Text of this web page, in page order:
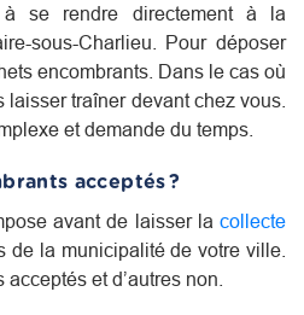
à se rendre directement à la
sous-Charlieu. Pour déposer
encombrants. Dans le cas où
traîner devant chez vous.
et demande du temps.
acceptés ?
avant de laisser la collecte
de la municipalité de votre ville.
et d’autres non.